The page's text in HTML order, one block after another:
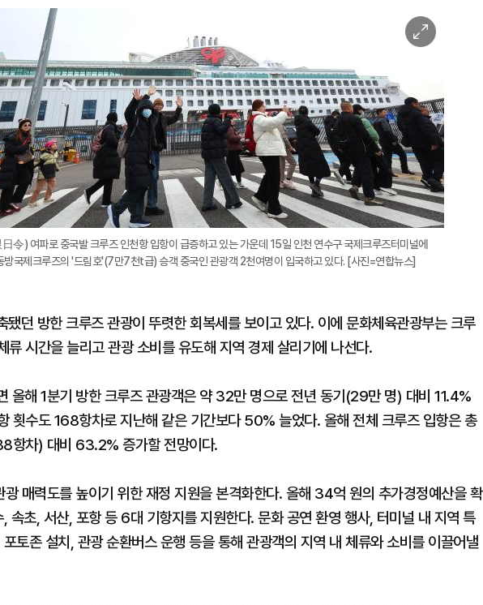
이
미
확
令) 여파로 중국발 크루즈 인천항 입항이 급증하고 있는 가운데 15일 인천 연수구 국제크루즈터미널에
방국제크루즈의 '드림호'(7만7천t급) 승객 중국인 관광객 2천여명이 입국하고 있다. [사진=연합뉴스]
됐던 방한 크루즈 관광이 뚜렷한 회복세를 보이고 있다. 이에 문화체육관광부는 크루
류 시간을 늘리고 관광 소비를 유도해 지역 경제 살리기에 나선다.
올해 1분기 방한 크루즈 관광객은 약 32만 명으로 전년 동기(29만 명) 대비 11.4%
횟수도 168항차로 지난해 같은 기간보다 50% 늘었다. 올해 전체 크루즈 입항은 총
항차) 대비 63.2% 증가할 전망이다.
광 매력도를 높이기 위한 재정 지원을 본격화한다. 올해 34억 원의 추가경정예산을 확
속초, 서산, 포항 등 6대 기항지를 지원한다. 문화 공연 환영 행사, 터미널 내 지역 특
토존 설치, 관광 순환버스 운행 등을 통해 관광객의 지역 내 체류와 소비를 이끌어낼